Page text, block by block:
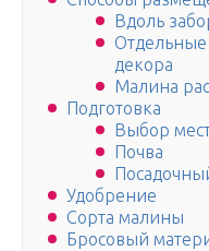
Вдоль
Отдельные
декора
Малина
Подготовка
Выбор
Почва
Удобрение
Сорта малины
Бросовый